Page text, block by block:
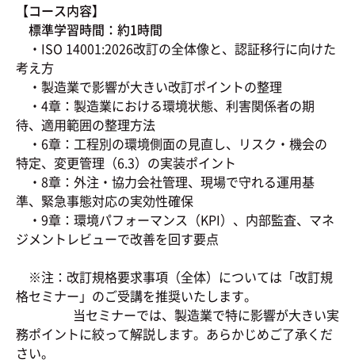
【コース内容】
標準学習時間：約1時間
・ISO 14001:2026改訂の全体像と、認証移行に向けた
考え方
・製造業で影響が大きい改訂ポイントの整理
・4章：製造業における環境状態、利害関係者の期
待、適用範囲の整理方法
・6章：工程別の環境側面の見直し、リスク・機会の
特定、変更管理（6.3）の実装ポイント
・8章：外注・協力会社管理、現場で守れる運用基
準、緊急事態対応の実効性確保
・9章：環境パフォーマンス（KPI）、内部監査、マネ
ジメントレビューで改善を回す要点
※注：改訂規格要求事項（全体）については「改訂規
格セミナー」のご受講を推奨いたします。
当セミナーでは、製造業で特に影響が大きい実
務ポイントに絞って解説します。あらかじめご了承くだ
さい。